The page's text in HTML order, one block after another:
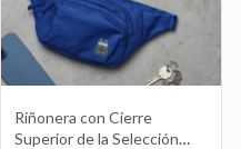
Cierre Superior de la
Argentina, Afa
Riñonera con Cierre
Superior de la Selección